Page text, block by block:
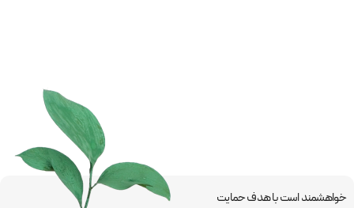
خواهشمند است با هدف حمایت